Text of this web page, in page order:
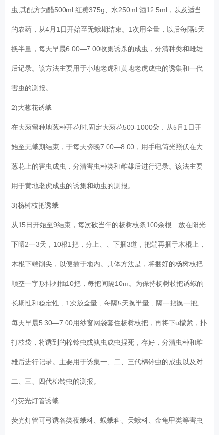
虫,其配方为醋500ml.红糖375g、水250ml.酒12.5ml，以及适当
的农药，从4月1日开始至无蛾期结束。1次用全量，以后每隔5天
换半量，每天早晨6:00—7:00收集诱杀的成虫，分清种类和雌雄
后记录。该方法主要用于小地老虎和黄地老虎成虫的诱集和一代
害虫的测报。
2)大葱花诱蛾
在大葱留种地葱种开花时,固定大葱花500-1000朵，从5月1日开
始至无蛾期结束，于每天傍晚7:00—8:00，用手电筒光照伏在大
葱花上的害虫成虫，分清害虫种类和雌雄后进行记录。该法主要
用于黄地老虎成虫的诱集和幼虫的测报。
3)杨树枝把诱蛾
从15日开始至9结束，每次砍当年的杨树枝条100余根，放在阳光
下晒2一3天，10根1把，分上、、下捆3道，把端再捆于木棍上，
木棍下端削尖，以便插于地内。具体方法是，将捆好的杨树枝把
顺垄一字形排列插10把，每把间隔10m。为保持杨树枝把诱蛾的
长期性和稳定性，1次放全量，每隔5天换半量，隔一把换一把。
每天早晨5:30—7:00用纱窗网袋套住杨树枝把，再将下u檬紧，扑
打枝袋，将诱到的棉铃虫或孰虫成虫捏死，存好，分清虫种和雌
雄后进行记录。主要用于诱集一、二、三代棉铃虫的成虫以及对
二、三、四代棉铃虫的测报。
4)荧光灯管诱蛾
荧光灯管可弓诱各类夜蛾科、蜈蛾科、天蛾科、金龟甲类等害虫